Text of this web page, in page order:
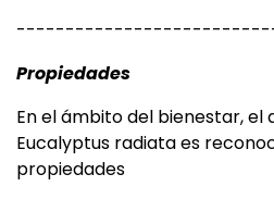
Propiedades
En el ámbito del bienestar, el
Eucalyptus radiata es
propiedades